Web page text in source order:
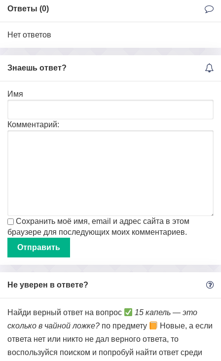
Ответы (0)
Нет ответов
Знаешь ответ?
Имя
Комментарий:
Сохранить моё имя, email и адрес сайта в этом
браузере для последующих моих комментариев.
Не уверен в ответе?
Найди верный ответ на вопрос
15 капель — это
сколько в чайной ложке? по предмету
Новые, а если
ответа нет или никто не дал верного ответа, то
воспользуйся поиском и попробуй найти ответ среди